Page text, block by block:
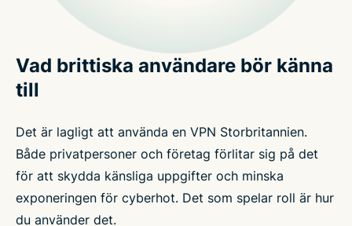
Vad brittiska användare bör känna
till
Det är lagligt att använda en VPN Storbritannien.
Både privatpersoner och företag förlitar sig på det
för att skydda känsliga uppgifter och minska
exponeringen för cyberhot. Det som spelar roll är hur
du använder det.